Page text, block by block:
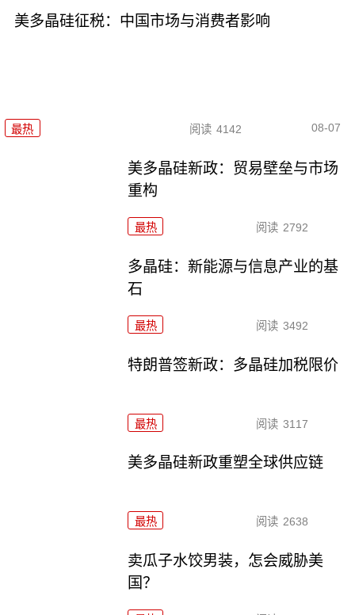
美多晶硅征税：中国市场与消费者影响
最热 阅读 4142 08-07
美多晶硅新政：贸易壁垒与市场
重构
最热 阅读 2792
多晶硅：新能源与信息产业的基
石
最热 阅读 3492
特朗普签新政：多晶硅加税限价
最热 阅读 3117
美多晶硅新政重塑全球供应链
最热 阅读 2638
卖瓜子水饺男装，怎会威胁美
国？